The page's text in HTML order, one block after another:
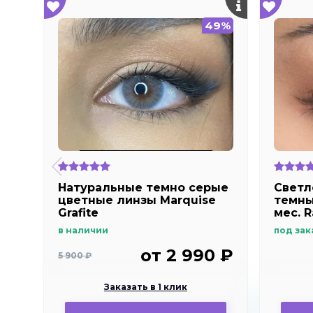
49%
Натуральные темно серые
цветные линзы Marquise
Grafite
в наличии
5 900 ₽ от 2 990 ₽
Заказать в 1 клик
мес.
под